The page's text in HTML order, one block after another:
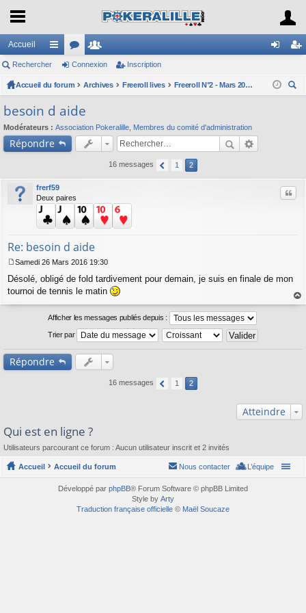
Accueil
ac
co
ur
ci
s
or
u
m
s
e
m
es
ne cri
Rechercher Connexion Inscription
Accueil du forum Archives Freeroll lives
Freeroll N°2 - Mars 2016 - Deepstack
besoin d aide
Modérateurs : Association Pokeralille Membres du comité d'administration
Répondre
16 messages 1 2
frerf59
Deux paires
Re: besoin d aide
Citer
e
s
Samedi 26 Mars 2016 19:30
Désolé, obligé de fold tardivement pour demain, je suis en finale de mon
tournoi de tennis le matin
au
Afficher les messages publiés depuis :
Trier par
Répondre
16 messages 1 2
Atteindre
Qui est en ligne ?
Utilisateurs parcourant ce forum : Aucun utilisateur inscrit et 2 invités
Accueil Accueil du forum L’équipe
Nous contacter
Développé par phpBB® Forum Software © phpBB Limited
Style by Arty
Traduction française officielle © Maël Soucaze